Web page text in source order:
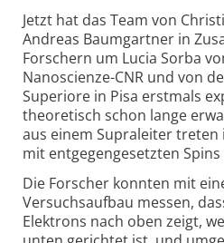
Jetzt hat das Team von
Andreas Baumgartner in
Forschern um Lucia Sorba
Nanoscienze-CNR und von
Superiore in Pisa erstmals
theoretisch schon lange
aus einem Supraleiter
mit entgegen­gesetzten Spins
Die Forscher konnten mit
Versuchs­aufbau messen,
Elektrons nach oben zeigt,